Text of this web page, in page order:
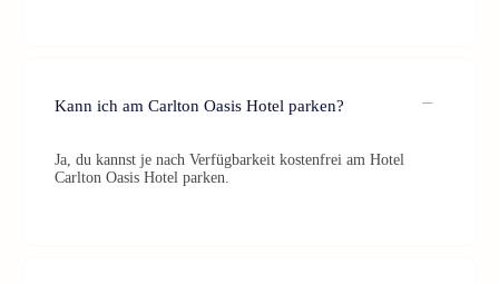
Kann ich am Carlton Oasis Hotel parken?
Ja, du kannst je nach Verfügbarkeit kostenfrei am Hotel
Carlton Oasis Hotel parken.